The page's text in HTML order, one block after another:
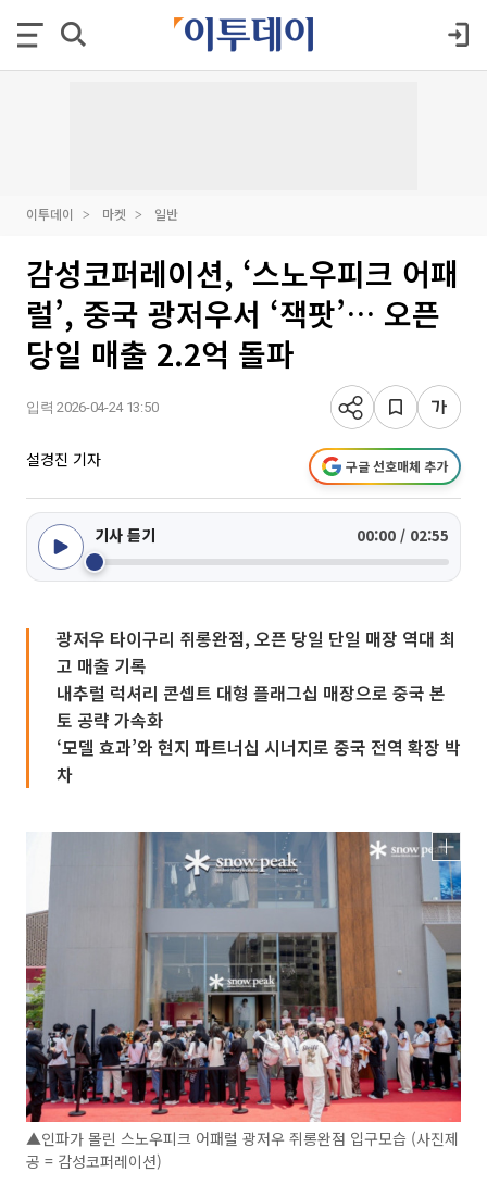
이투데이 마켓 일반
감성코퍼레이션, ‘스노우피크 어패
럴’, 중국 광저우서 ‘잭팟’… 오픈
당일 매출 2.2억 돌파
입력 2026-04-24 13:50
설경진 기자 구글 선호매체 추가
기사 듣기 00:00 / 02:55
광저우 타이구리 쥐롱완점, 오픈 당일 단일 매장 역대 최
고 매출 기록
내추럴 럭셔리 콘셉트 대형 플래그십 매장으로 중국 본
토 공략 가속화
‘모델 효과’와 현지 파트너십 시너지로 중국 전역 확장 박
차
▲인파가 몰린 스노우피크 어패럴 광저우 쥐롱완점 입구모습 (사진제
공 = 감성코퍼레이션)